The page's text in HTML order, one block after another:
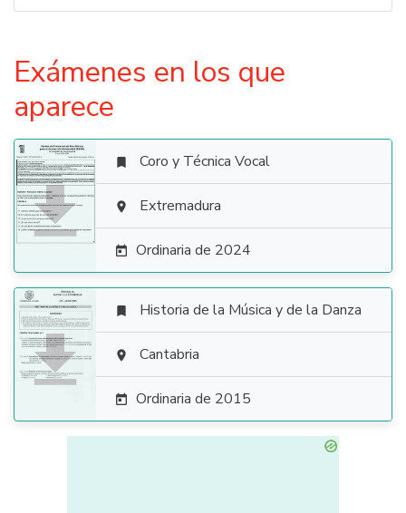
Exámenes en los que
aparece

 Coro y Técnica Vocal
 Extremadura
 Ordinaria de 2024

 Historia de la Música y de la Danza
 Cantabria
 Ordinaria de 2015